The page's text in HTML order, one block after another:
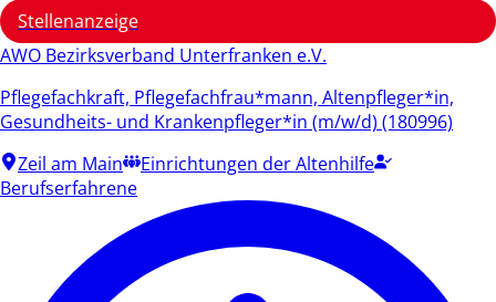
Stellenanzeige
AWO Bezirksverband Unterfranken e.V.
Pflegefachkraft, Pflegefachfrau*mann, Altenpfleger*in,
Gesundheits- und Krankenpfleger*in (m/w/d) (180996)
Zeil am Main
Einrichtungen der Altenhilfe
Berufserfahrene